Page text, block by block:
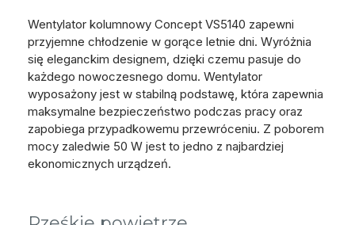
Wentylator kolumnowy Concept VS5140 zapewni
przyjemne chłodzenie w gorące letnie dni. Wyróżnia
się eleganckim designem, dzięki czemu pasuje do
każdego nowoczesnego domu. Wentylator
wyposażony jest w stabilną podstawę, która zapewnia
maksymalne bezpieczeństwo podczas pracy oraz
zapobiega przypadkowemu przewróceniu. Z poborem
mocy zaledwie 50 W jest to jedno z najbardziej
ekonomicznych urządzeń.